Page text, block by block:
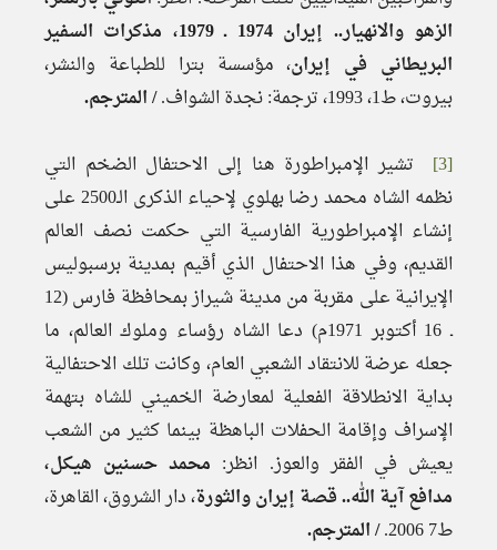
الزهو والانهيار.. إيران 1974 ـ 1979، مذكرات السفير
البريطاني في إيران، مؤسسة بترا للطباعة والنشر،
بيروت، ط1، 1993، ترجمة: نجدة الشواف.
/ المترجم.
[3]
تشير الإمبراطورة هنا إلى الاحتفال الضخم التي
نظمه الشاه محمد رضا بهلوي لإحياء الذكرى الـ2500 على
إنشاء الإمبراطورية الفارسية التي حكمت نصف العالم
القديم، وفي هذا الاحتفال الذي أقيم بمدينة برسبوليس
الإيرانية على مقربة من مدينة شيراز بمحافظة فارس (12
ـ 16 أكتوبر 1971م) دعا الشاه رؤساء وملوك العالم، ما
جعله عرضة للانتقاد الشعبي العام، وكانت تلك الاحتفالية
بداية الانطلاقة الفعلية لمعارضة الخميني للشاه بتهمة
الإسراف وإقامة الحفلات الباهظة بينما كثير من الشعب
يعيش في الفقر والعوز. انظر: محمد حسنين هيكل،
مدافع آية الله.. قصة إيران والثورة، دار الشروق، القاهرة،
ط7 2006.
/ المترجم.